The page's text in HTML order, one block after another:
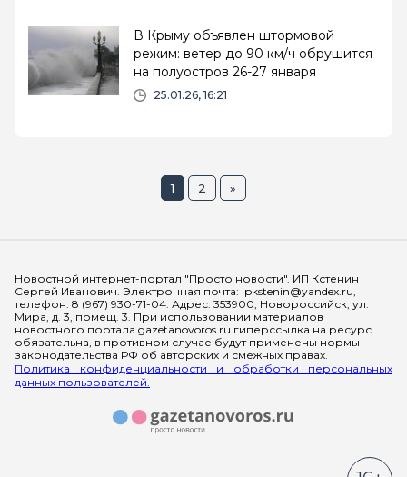
В Крыму объявлен штормовой
режим: ветер до 90 км/ч обрушится
на полуостров 26-27 января
25.01.26, 16:21
1 2 »
Новостной интернет-портал "Просто новости". ИП Кстенин
Сергей Иванович. Электронная почта: ipkstenin@yandex.ru,
телефон: 8 (967) 930-71-04. Адрес: 353900, Новороссийск, ул.
Мира, д. 3, помещ. 3. При использовании материалов
новостного портала gazetanovoros.ru гиперссылка на ресурс
обязательна, в противном случае будут применены нормы
законодательства РФ об авторских и смежных правах.
Политика конфиденциальности и обработки персональных
данных пользователей.